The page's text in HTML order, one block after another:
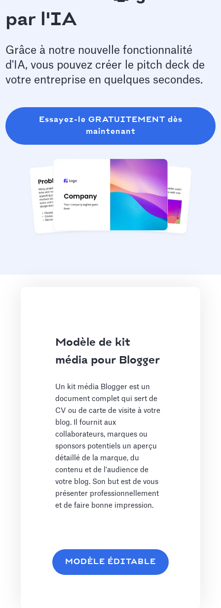
par l'IA
Grâce à notre nouvelle fonctionnalité
d'IA, vous pouvez créer le pitch deck de
votre entreprise en quelques secondes.
Essayez-le GRATUITEMENT dès
maintenant
Modèle de kit
média pour Blogger
Un kit média Blogger est un
document complet qui sert de
CV ou de carte de visite à votre
blog. Il fournit aux
collaborateurs, marques ou
sponsors potentiels un aperçu
détaillé de la marque, du
contenu et de l'audience de
votre blog. Son but est de vous
présenter professionnellement
et de faire bonne impression.
MODÈLE ÉDITABLE